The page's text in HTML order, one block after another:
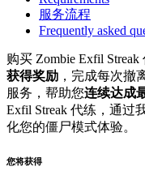
服务流程
Frequently asked
购买 Zombie Exfil Streak
获得奖励 ，完成每次撤
服务，帮助您连续达成
Exfil Streak 代练，通过
化您的僵尸模式体验。
您将获得